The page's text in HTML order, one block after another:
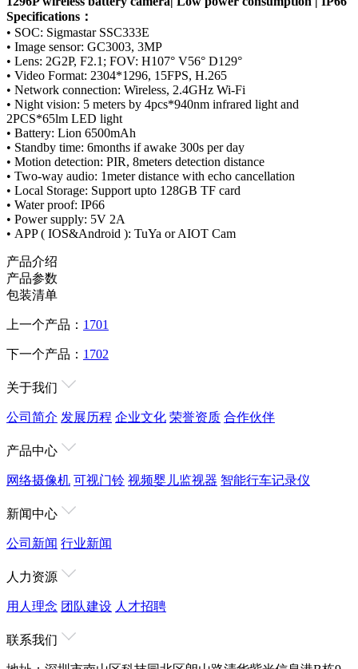
Specifications：
• SOC: Sigmastar SSC333E
• Image sensor: GC3003, 3MP
• Lens: 2G2P, F2.1; FOV: H107° V56° D129°
• Video Format: 2304*1296, 15FPS, H.265
• Network connection: Wireless, 2.4GHz Wi-Fi
• Night vision: 5 meters by 4pcs*940nm infrared light and
2PCS*65lm LED light
• Battery: Lion 6500mAh
• Standby time: 6months if awake 300s per day
• Motion detection: PIR, 8meters detection distance
• Two-way audio: 1meter distance with echo cancellation
• Local Storage: Support upto 128GB TF card
• Water proof: IP66
• Power supply: 5V 2A
• APP ( IOS&Android ): TuYa or AIOT Cam
产品介绍
产品参数
包装清单
上一个产品： 1701
下一个产品： 1702
关于我们
公司简介 发展历程 企业文化 荣誉资质 合作伙伴
产品中心
网络摄像机 可视门铃 视频婴儿监视器 智能行车记录仪
新闻中心
公司新闻 行业新闻
人力资源
用人理念 团队建设 人才招聘
联系我们